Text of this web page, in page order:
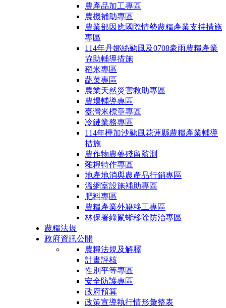
農產品加工專區
農機補助專區
農業部因應國際情勢農糧產業支持措施
專區
114年丹娜絲颱風及0708豪雨農糧產業
協助輔導措施
稻米專區
蔬菜專區
農業天然災害救助專區
農場輔導專區
臺灣米標章專區
冷鏈業務專區
114年樺加沙颱風花蓮縣農糧產業輔導
措施
農作物農藥殘留監測
雜糧特作專區
地產地消與農產品行銷專區
溫網室設施補助專區
肥料專區
農糧產業外籍移工專區
林保署綠鬣蜥移除防治專區
農糧法規
政府資訊公開
農糧法規及解釋
計畫評核
性別平等專區
安全防護專區
政府預算
政策宣導執行情形彙整表